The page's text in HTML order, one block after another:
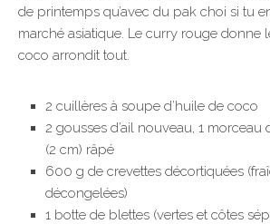
de printemps qu’avec du pak choi si tu
marché asiatique. Le curry rouge donne
coco arrondit tout.
2 cuillères à soupe d’huile de coco
2 gousses d’ail nouveau, 1
(2 cm) râpé
600 g de crevettes décortiquées
décongelées)
1 botte de blettes (vertes et côtes